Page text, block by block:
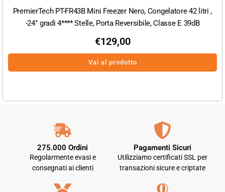
PremierTech PT-FR43B Mini Freezer Nero, Congelatore 42 litri ,
-24° gradi 4**** Stelle, Porta Reversibile, Classe E 39dB
€129,00
Vai al prodotto
275.000 Ordini
Regolarmente evasi e
consegnati ai clienti
Pagamenti Sicuri
Utilizziamo certificati SSL per
transazioni sicure e criptate